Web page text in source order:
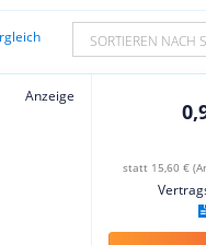
SORTIEREN NACH
Anzeige
statt 15,60 €